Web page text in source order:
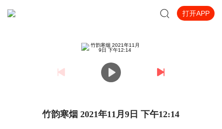
打开APP
竹韵寒烟 2021年11月9日 下午12:14